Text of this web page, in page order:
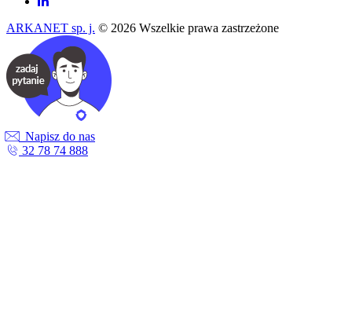
ARKANET sp. j. © 2026 Wszelkie prawa zastrzeżone
Napisz do nas
32 78 74 888